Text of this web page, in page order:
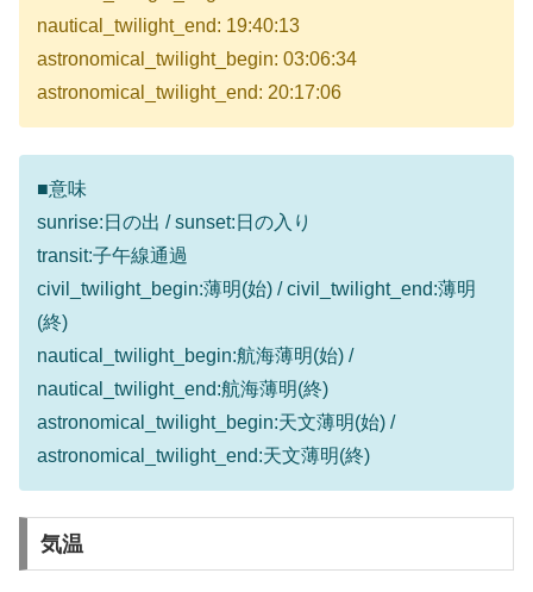
nautical_twilight_end: 19:40:13
astronomical_twilight_begin: 03:06:34
astronomical_twilight_end: 20:17:06
■意味
sunrise:日の出 / sunset:日の入り
transit:子午線通過
civil_twilight_begin:薄明(始) / civil_twilight_end:薄明
(終)
nautical_twilight_begin:航海薄明(始) /
nautical_twilight_end:航海薄明(終)
astronomical_twilight_begin:天文薄明(始) /
astronomical_twilight_end:天文薄明(終)
気温